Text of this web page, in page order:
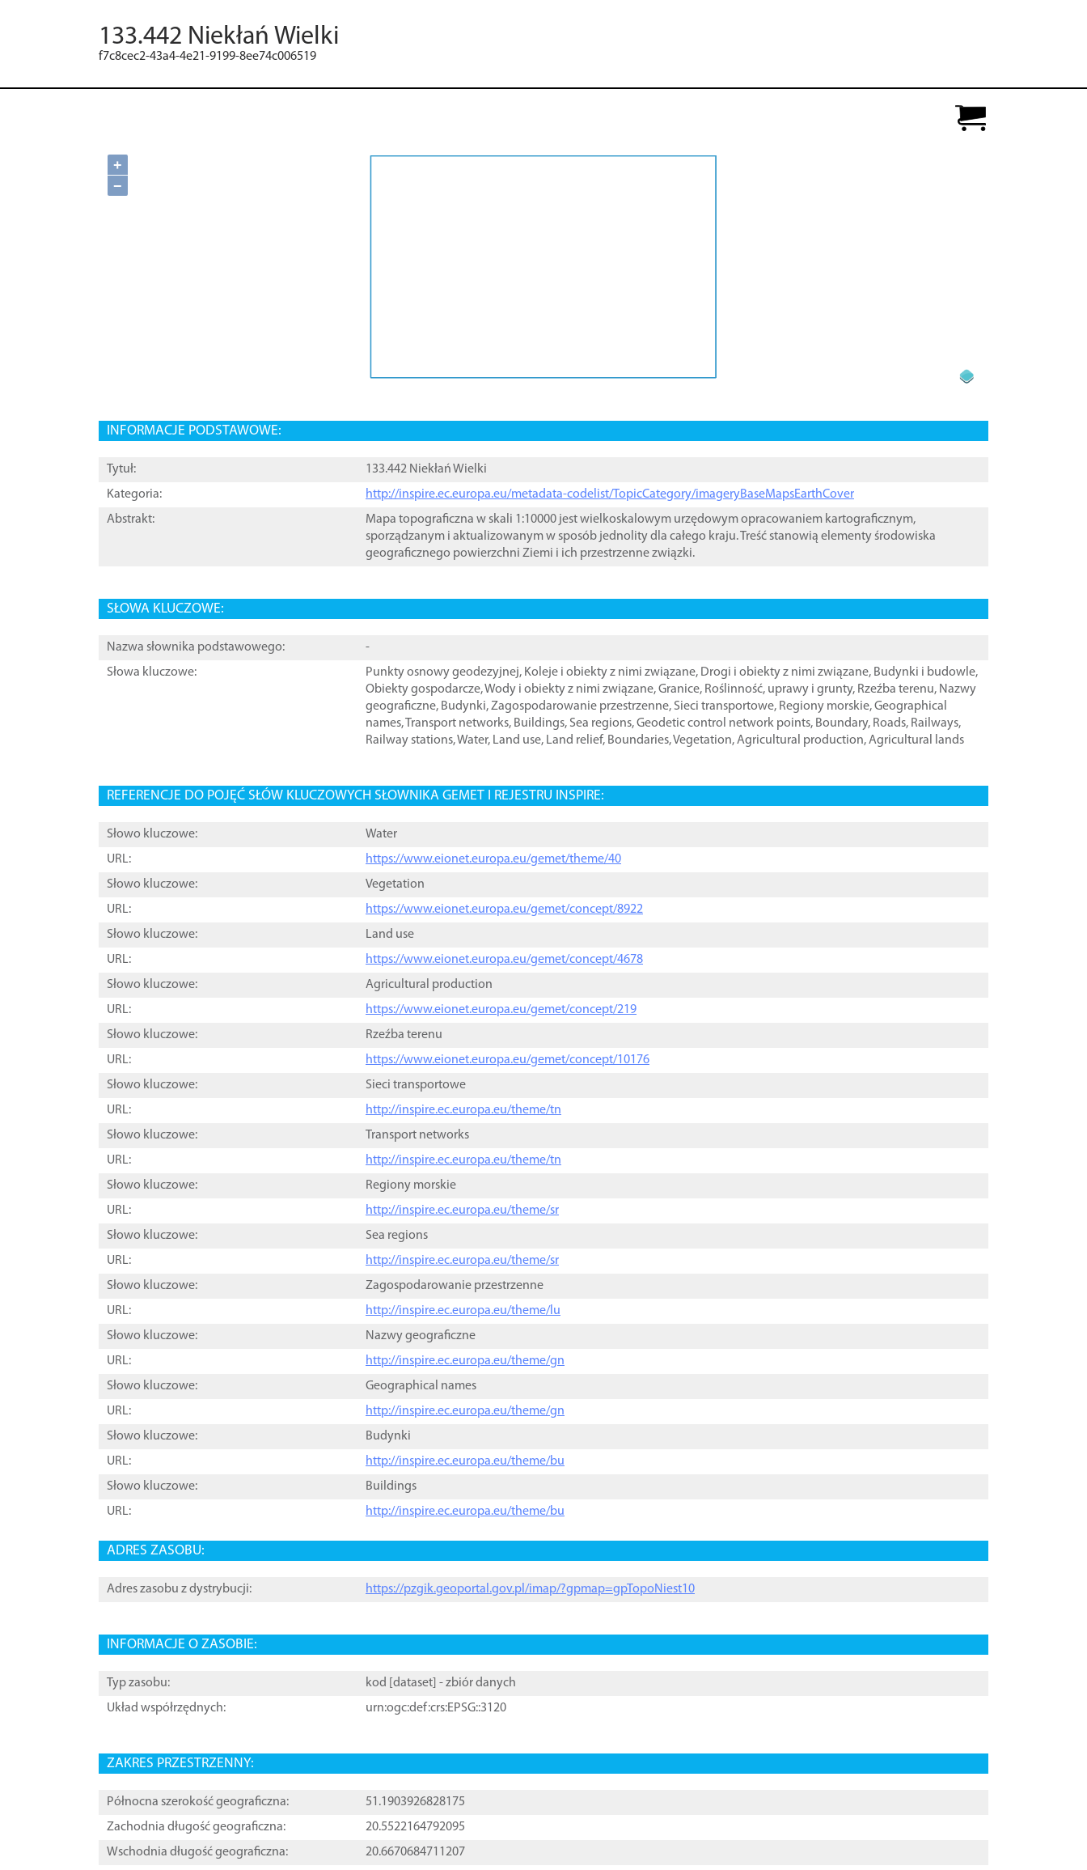
133.442 Niekłań Wielki
f7c8cec2-43a4-4e21-9199-8ee74c006519
+
−
INFORMACJE PODSTAWOWE:
Tytuł:
133.442 Niekłań Wielki
Kategoria:
http://inspire.ec.europa.eu/metadata-codelist/TopicCategory/imageryBaseMapsEarthCover
Abstrakt:
Mapa topograficzna w skali 1:10000 jest wielkoskalowym urzędowym opracowaniem kartograficznym,
sporządzanym i aktualizowanym w sposób jednolity dla całego kraju. Treść stanowią elementy środowiska
geograficznego powierzchni Ziemi i ich przestrzenne związki.
SŁOWA KLUCZOWE:
Nazwa słownika podstawowego:
-
Słowa kluczowe:
Punkty osnowy geodezyjnej, Koleje i obiekty z nimi związane, Drogi i obiekty z nimi związane, Budynki i budowle,
Obiekty gospodarcze,Wody i obiekty z nimi związane,Granice, Roślinność, uprawy i grunty, Rzeźba terenu, Nazwy
geograficzne, Budynki,Zagospodarowanie przestrzenne, Sieci transportowe, Regiony morskie,Geographical
names,Transport networks, Buildings, Sea regions,Geodetic control network points, Boundary, Roads, Railways,
Railway stations,Water, Land use, Land relief, Boundaries,Vegetation,Agricultural production,Agricultural lands
REFERENCJE DO POJĘĆ SŁÓW KLUCZOWYCH SŁOWNIKA GEMET I REJESTRU INSPIRE:
Słowo kluczowe:
Water
URL:
https://www.eionet.europa.eu/gemet/theme/40
Słowo kluczowe:
Vegetation
URL:
https://www.eionet.europa.eu/gemet/concept/8922
Słowo kluczowe:
Land use
URL:
https://www.eionet.europa.eu/gemet/concept/4678
Słowo kluczowe:
Agricultural production
URL:
https://www.eionet.europa.eu/gemet/concept/219
Słowo kluczowe:
Rzeźba terenu
URL:
https://www.eionet.europa.eu/gemet/concept/10176
Słowo kluczowe:
Sieci transportowe
URL:
http://inspire.ec.europa.eu/theme/tn
Słowo kluczowe:
Transport networks
URL:
http://inspire.ec.europa.eu/theme/tn
Słowo kluczowe:
Regiony morskie
URL:
http://inspire.ec.europa.eu/theme/sr
Słowo kluczowe:
Sea regions
URL:
http://inspire.ec.europa.eu/theme/sr
Słowo kluczowe:
Zagospodarowanie przestrzenne
URL:
http://inspire.ec.europa.eu/theme/lu
Słowo kluczowe:
Nazwy geograficzne
URL:
http://inspire.ec.europa.eu/theme/gn
Słowo kluczowe:
Geographical names
URL:
http://inspire.ec.europa.eu/theme/gn
Słowo kluczowe:
Budynki
URL:
http://inspire.ec.europa.eu/theme/bu
Słowo kluczowe:
Buildings
URL:
http://inspire.ec.europa.eu/theme/bu
ADRES ZASOBU:
Adres zasobu z dystrybucji: https://pzgik.geoportal.gov.pl/imap/?gpmap=gpTopoNiest10
INFORMACJE O ZASOBIE:
Typ zasobu: kod [ dataset ] - zbiór danych
Układ współrzędnych:
urn:ogc:def:crs:EPSG::3120
ZAKRES PRZESTRZENNY:
Północna szerokość geograficzna:
51.1903926828175
Zachodnia długość geograficzna:
20.5522164792095
Wschodnia długość geograficzna:
20.6670684711207